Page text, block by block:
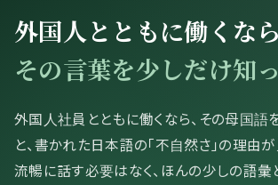
外国人とともに働くなら
その言葉を少しだけ知
外国人社員とともに働くなら、その母国語
と、書かれた日本語の「不自然さ」の理由が
流暢に話す必要はなく、ほんの少しの語